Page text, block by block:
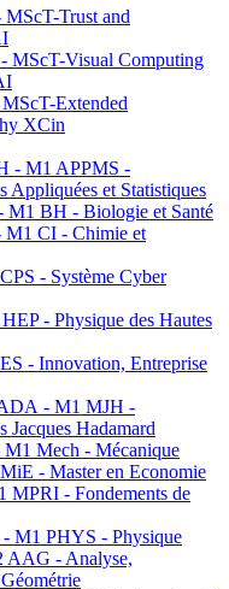
Trust and
MScT-Visual Computing
Extended
XCin
- M1 APPMS -
Appliquées et Statistiques
BH - Biologie et Santé
CI - Chimie et
- Système Cyber
- Physique des Hautes
- Innovation, Entreprise
- M1 MJH -
Jacques Hadamard
Mech - Mécanique
- Master en Economie
MPRI - Fondements de
M1 PHYS - Physique
- Analyse,